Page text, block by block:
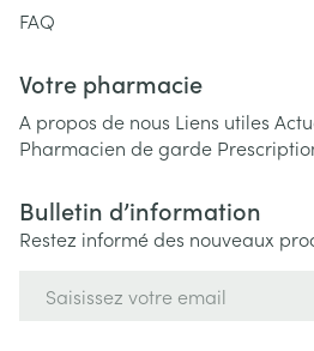
FAQ
Votre pharmacie
A propos de nous Liens utiles
Pharmacien de garde
Bulletin d’information
Restez informé des nouveaux